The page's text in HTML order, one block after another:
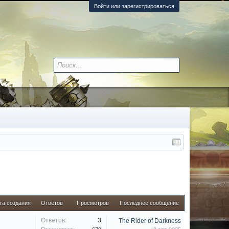
Войти или зарегистрироваться
создания Ответов Просмотров Последнее сообщение
Ответов: 3 The Rider of Darkness